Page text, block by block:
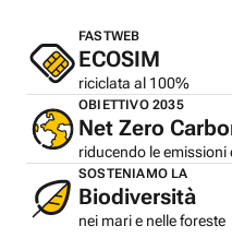
FASTWEB
ECOSIM
riciclata al 100%
OBIETTIVO 2035
Net Zero
riducendo le emissioni
SOSTENIAMO LA
Biodiversità
nei mari e nelle foreste